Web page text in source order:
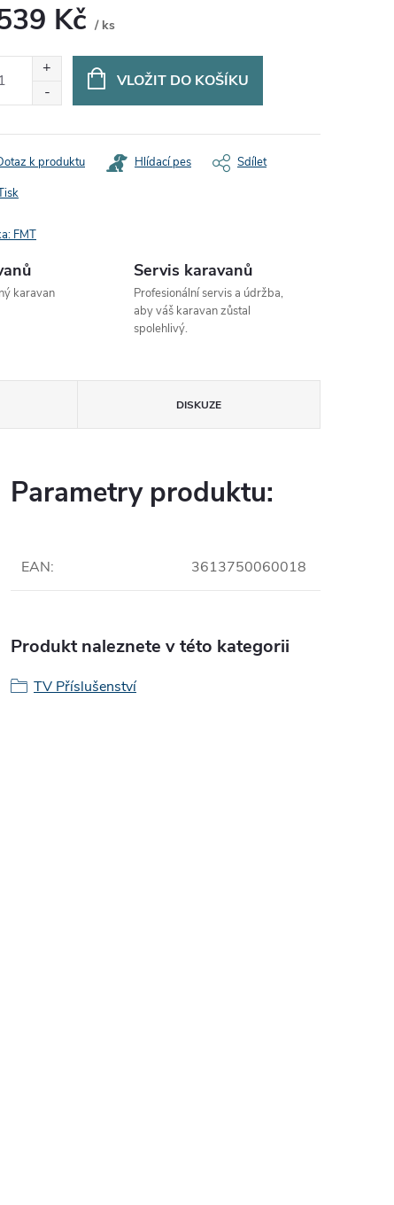
Kč / ks
VLOŽIT DO KOŠÍKU
k produktu Hlídací pes Sdílet
FMT
karavan
Servis karavanů
Profesionální servis a údržba,
aby váš karavan zůstal
spolehlivý.
DISKUZE
Parametry produktu:
EAN: 3613750060018
Produkt naleznete v této kategorii
TV Příslušenství